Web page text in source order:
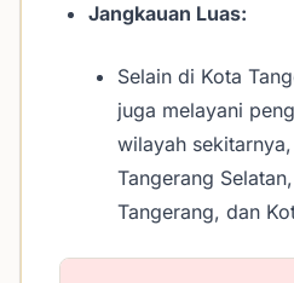
Jangkauan Luas:
Selain di Kota
juga melayani
wilayah
Tangerang
Tangerang, dan